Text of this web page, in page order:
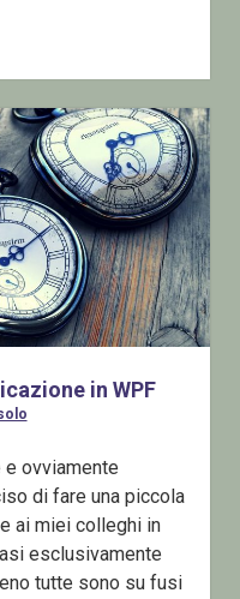
in WPF
e ovviamente
di fare una piccola
ai miei colleghi in
esclusivamente
tutte sono su fusi